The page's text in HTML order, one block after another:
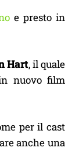
e presto in
Hart, il quale
nuovo film
per il cast
anche una